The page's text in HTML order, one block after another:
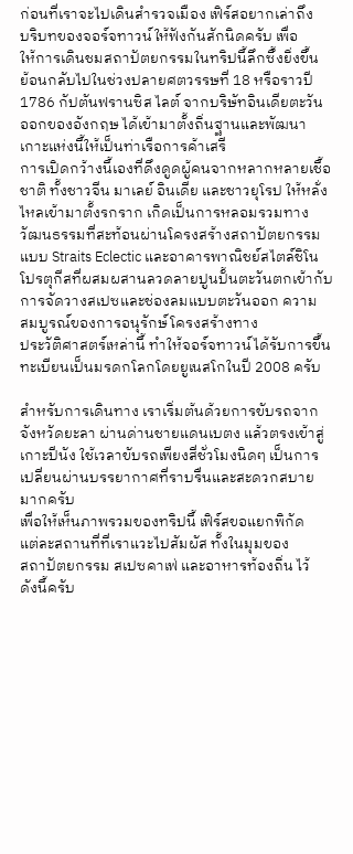
ก่อนที่เราจะไปเดินสำรวจเมือง เฟิร์สอยากเล่าถึง
บริบทของจอร์จทาวน์ให้ฟังกันสักนิดครับ เพื่อ
ให้การเดินชมสถาปัตยกรรมในทริปนี้ลึกซึ้งยิ่งขึ้น
ย้อนกลับไปในช่วงปลายศตวรรษที่ 18 หรือราวปี
1786 กัปตันฟรานซิส ไลต์ จากบริษัทอินเดียตะวัน
ออกของอังกฤษ ได้เข้ามาตั้งถิ่นฐานและพัฒนา
เกาะแห่งนี้ให้เป็นท่าเรือการค้าเสรี
การเปิดกว้างนี้เองที่ดึงดูดผู้คนจากหลากหลายเชื้อ
ชาติ ทั้งชาวจีน มาเลย์ อินเดีย และชาวยุโรป ให้หลั่ง
ไหลเข้ามาตั้งรกราก เกิดเป็นการหลอมรวมทาง
วัฒนธรรมที่สะท้อนผ่านโครงสร้างสถาปัตยกรรม
แบบ Straits Eclectic และอาคารพาณิชย์สไตล์ชิโน
โปรตุกีสที่ผสมผสานลวดลายปูนปั้นตะวันตกเข้ากับ
การจัดวางสเปซและช่องลมแบบตะวันออก ความ
สมบูรณ์ของการอนุรักษ์โครงสร้างทาง
ประวัติศาสตร์เหล่านี้ ทำให้จอร์จทาวน์ได้รับการขึ้น
ทะเบียนเป็นมรดกโลกโดยยูเนสโกในปี 2008 ครับ
สำหรับการเดินทาง เราเริ่มต้นด้วยการขับรถจาก
จังหวัดยะลา ผ่านด่านชายแดนเบตง แล้วตรงเข้าสู่
เกาะปีนัง ใช้เวลาขับรถเพียงสี่ชั่วโมงนิดๆ เป็นการ
เปลี่ยนผ่านบรรยากาศที่ราบรื่นและสะดวกสบาย
มากครับ
เพื่อให้เห็นภาพรวมของทริปนี้ เฟิร์สขอแยกพิกัด
แต่ละสถานที่ที่เราแวะไปสัมผัส ทั้งในมุมของ
สถาปัตยกรรม สเปซคาเฟ่ และอาหารท้องถิ่น ไว้
ดังนี้ครับ